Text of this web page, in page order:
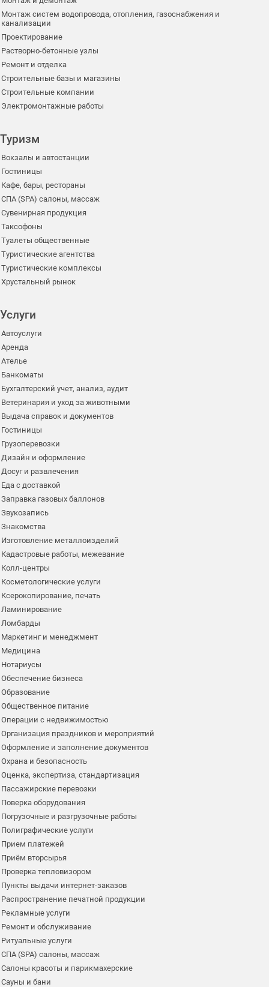
Монтаж систем водопровода, отопления, газоснабжения и
канализации
Проектирование
Растворно-бетонные узлы
Ремонт и отделка
Строительные базы и магазины
Строительные компании
Электромонтажные работы
Туризм
Вокзалы и автостанции
Гостиницы
Кафе, бары, рестораны
СПА (SPA) салоны, массаж
Сувенирная продукция
Таксофоны
Туалеты общественные
Туристические агентства
Туристические комплексы
Хрустальный рынок
Услуги
Автоуслуги
Аренда
Ателье
Банкоматы
Бухгалтерский учет, анализ, аудит
Ветеринария и уход за животными
Выдача справок и документов
Гостиницы
Грузоперевозки
Дизайн и оформление
Досуг и развлечения
Еда с доставкой
Заправка газовых баллонов
Звукозапись
Знакомства
Изготовление металлоизделий
Кадастровые работы, межевание
Колл-центры
Косметологические услуги
Ксерокопирование, печать
Ламинирование
Ломбарды
Маркетинг и менеджмент
Медицина
Нотариусы
Обеспечение бизнеса
Образование
Общественное питание
Операции с недвижимостью
Организация праздников и мероприятий
Оформление и заполнение документов
Охрана и безопасность
Оценка, экспертиза, стандартизация
Пассажирские перевозки
Поверка оборудования
Погрузочные и разгрузочные работы
Полиграфические услуги
Прием платежей
Приём вторсырья
Проверка тепловизором
Пункты выдачи интернет-заказов
Распространение печатной продукции
Рекламные услуги
Ремонт и обслуживание
Ритуальные услуги
СПА (SPA) салоны, массаж
Салоны красоты и парикмахерские
Сауны и бани